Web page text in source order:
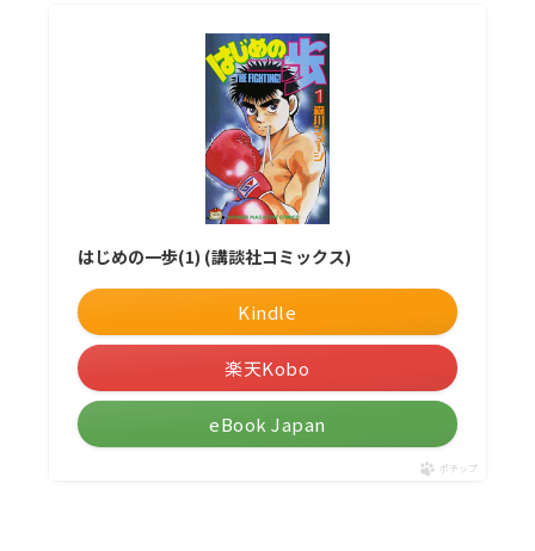
はじめの一歩(1) (講談社コミックス)
Kindle
楽天Kobo
eBook Japan
ポチップ